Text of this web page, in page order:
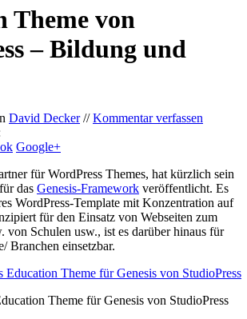
Theme von
– Bildung und
David Decker//Kommentar verfassen
Google+
für WordPress Themes, hat kürzlich sein
für das Genesis-Framework veröffentlicht. Es
WordPress-Template mit Konzentration auf
für den Einsatz von Webseiten zum
von Schulen usw., ist es darüber hinaus für
Branchen einsetzbar.
Theme für Genesis von StudioPress